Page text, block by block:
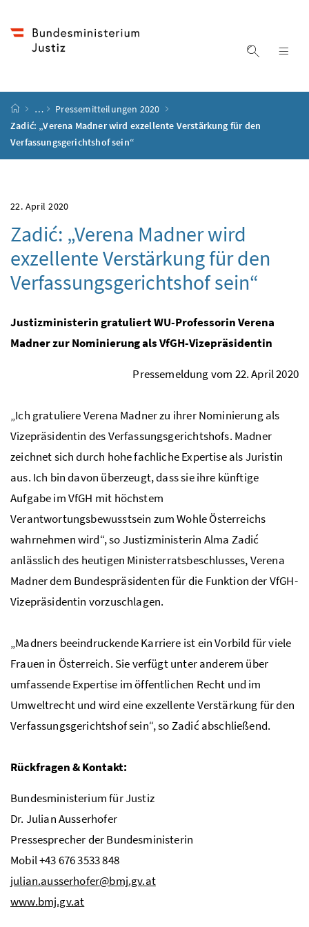
Suche
Startseite
…
Pressemitteilungen 2020
Zadić: „Verena Madner wird exzellente Verstärkung für den
Verfassungsgerichtshof sein“
22. April 2020
Zadić: „Verena Madner wird
exzellente Verstärkung für den
Verfassungsgerichtshof sein“
Justizministerin gratuliert WU-Professorin Verena
Madner zur Nominierung als VfGH-Vizepräsidentin
Pressemeldung vom 22. April 2020
„Ich gratuliere Verena Madner zu ihrer Nominierung als
Vizepräsidentin des Verfassungsgerichtshofs. Madner
zeichnet sich durch hohe fachliche Expertise als Juristin
aus. Ich bin davon überzeugt, dass sie ihre künftige
Aufgabe im VfGH mit höchstem
Verantwortungsbewusstsein zum Wohle Österreichs
wahrnehmen wird“, so Justizministerin Alma Zadić
anlässlich des heutigen Ministerratsbeschlusses, Verena
Madner dem Bundespräsidenten für die Funktion der VfGH-
Vizepräsidentin vorzuschlagen.
„Madners beeindruckende Karriere ist ein Vorbild für viele
Frauen in Österreich. Sie verfügt unter anderem über
umfassende Expertise im öffentlichen Recht und im
Umweltrecht und wird eine exzellente Verstärkung für den
Verfassungsgerichtshof sein“, so Zadić abschließend.
Rückfragen & Kontakt:
Bundesministerium für Justiz
Dr. Julian Ausserhofer
Pressesprecher der Bundesministerin
Mobil +43 676 3533 848
julian.ausserhofer@bmj.gv.at
www.bmj.gv.at